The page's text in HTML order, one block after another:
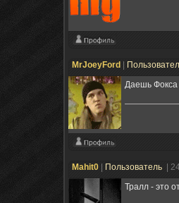
MrJoeyFord
Даешь
Mahit0 Пользователь
|
Тралл - это